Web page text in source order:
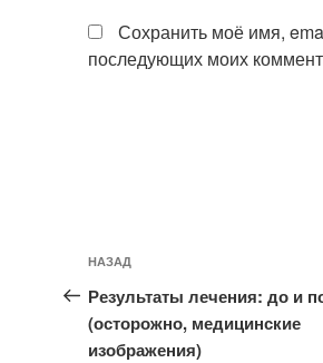
Сохранить моё имя,
последующих моих
Навигация
по
записям
Предыдущая
запись:
НАЗАД
Результаты лечения: до и
(осторожно, медицинские
изображения)